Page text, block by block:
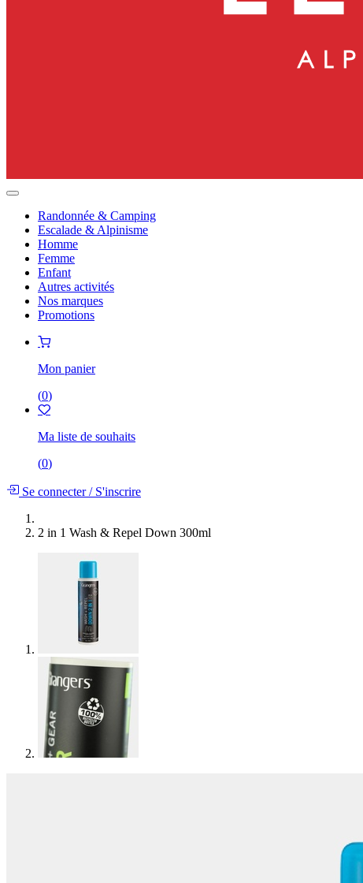
Randonnée & Camping
Escalade & Alpinisme
Homme
Femme
Enfant
Autres activités
Nos marques
Promotions
Mon panier
(0)
Ma liste de souhaits
(0)
Se connecter/S'inscrire
2 in 1 Wash & Repel Down 300ml